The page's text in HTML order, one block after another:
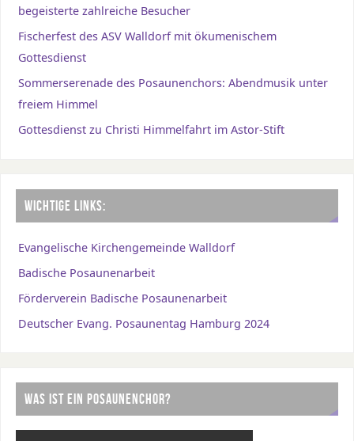
begeisterte zahlreiche Besucher
Fischerfest des ASV Walldorf mit ökumenischem
Gottesdienst
Sommerserenade des Posaunenchors: Abendmusik unter
freiem Himmel
Gottesdienst zu Christi Himmelfahrt im Astor-Stift
WICHTIGE LINKS:
Evangelische Kirchengemeinde Walldorf
Badische Posaunenarbeit
Förderverein Badische Posaunenarbeit
Deutscher Evang. Posaunentag Hamburg 2024
WAS IST EIN POSAUNENCHOR?